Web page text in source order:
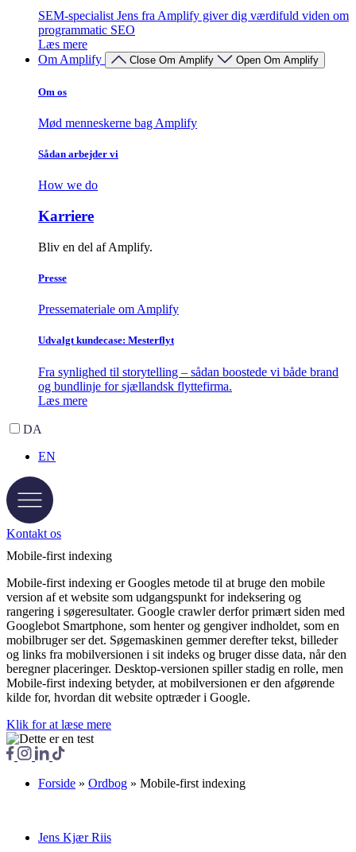
SEM-specialist Jens fra Amplify giver dig værdifuld viden om
programmatic SEO
Læs mere
Om Amplify
Close Om Amplify Open Om Amplify
Om os
Mød menneskerne bag Amplify
Sådan arbejder vi
How we do
Karriere
Bliv en del af Amplify.
Presse
Pressemateriale om Amplify
Udvalgt kundecase: Mesterflyt
Fra synlighed til storytelling – sådan boostede vi både brand
og bundlinje for sjællandsk flyttefirma.
Læs mere
DA
EN
Kontakt os
Mobile-first indexing
Mobile-first indexing er Googles metode til at bruge den mobile
version af et website som udgangspunkt for indeksering og
rangering i søgeresultater. Google crawler derfor primært siden med
Googlebot Smartphone, som henter og gengiver indholdet, som en
mobilbruger ser det. Søgemaskinen gemmer derefter tekst, billeder
og links fra mobilversionen i sit indeks og bruger disse data, når den
beregner placeringer. Desktop-versionen spiller stadig en rolle, men
Mobile-first indexing betyder, at mobilversionen er den afgørende
kilde for, hvordan dit website optræder i Google.
Klik for at læse mere
Forside » Ordbog » Mobile-first indexing
Jens Kjær Riis